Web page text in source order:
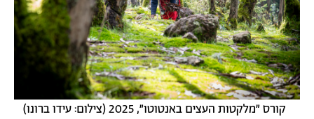
קורס ״מלקטות העצים באנטוטו״, 2025 (צילום: עידו ברונו)